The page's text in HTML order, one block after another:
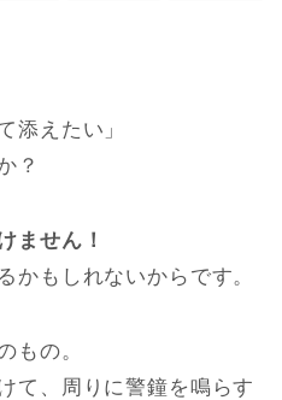
添えたい」
？
ません！
かもしれないからです。
もの。
て、周りに警鐘を鳴らす